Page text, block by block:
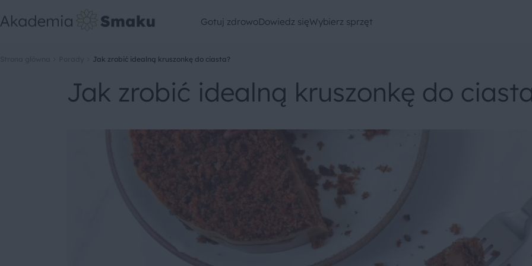
Gotuj zdrowoDowiedz sięWybierz sprzęt
Jak zrobić idealną kruszonkę do ciasta?
Jak zrobić idealną kruszonkę do